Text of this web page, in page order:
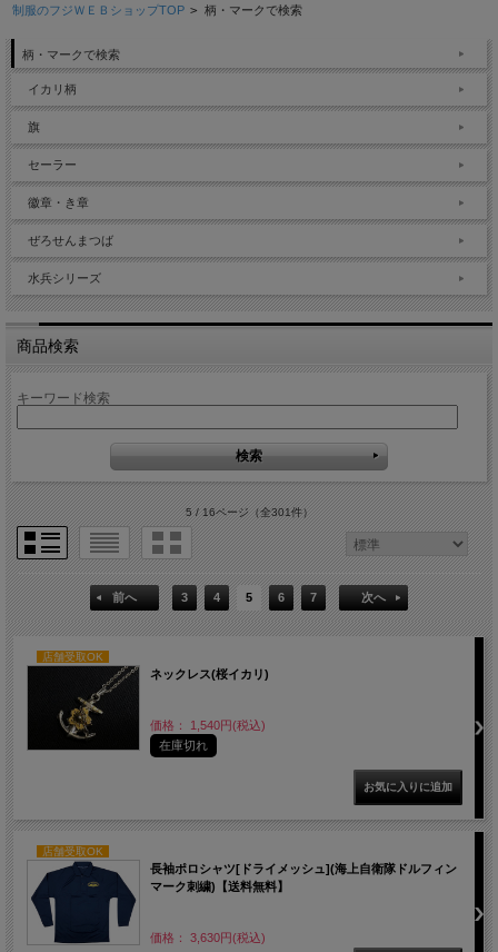
制服のフジＷＥＢショップTOP > 柄・マークで検索
柄・マークで検索
イカリ柄
旗
セーラー
徽章・き章
ぜろせんまつば
水兵シリーズ
商品検索
キーワード検索
5 / 16ページ（全301件）
前へ 3 4 5 6 7 次へ
店舗受取OK
ネックレス(桜イカリ)
価格： 1,540円(税込)
在庫切れ
店舗受取OK
長袖ポロシャツ[ドライメッシュ](海上自衛隊ドルフィン
マーク刺繍)【送料無料】
価格： 3,630円(税込)